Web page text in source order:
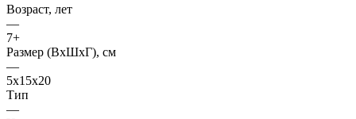
Возраст, лет
—
7+
Размер (ВхШхГ), см
—
5x15x20
Тип
—